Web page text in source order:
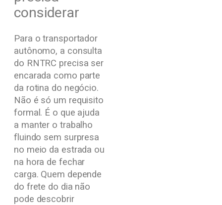
considerar
Para o transportador
autônomo, a consulta
do RNTRC precisa ser
encarada como parte
da rotina do negócio.
Não é só um requisito
formal. É o que ajuda
a manter o trabalho
fluindo sem surpresa
no meio da estrada ou
na hora de fechar
carga. Quem depende
do frete do dia não
pode descobrir